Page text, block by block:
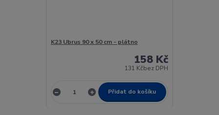
K23 Ubrus 90 x 50 cm - plátno
158 Kč
131 Kčbez DPH
Přidat do košíku